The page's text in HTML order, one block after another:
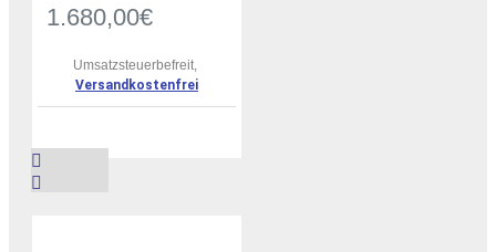
1.680,00€
Umsatzsteuerbefreit,
Versandkostenfrei